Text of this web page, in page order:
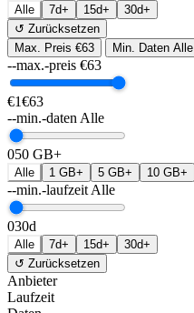
Alle 7d+ 15d+
30d+
↺ Zurücksetzen
Max. Preis €63 Min. Daten Alle
--max.-preis €63
€1€63
--min.-daten Alle
050 GB+
Alle 1 GB+ 5 GB+ 10 GB+
--min.-laufzeit Alle
030d
Alle 7d+ 15d+
30d+
↺ Zurücksetzen
Anbieter
Laufzeit